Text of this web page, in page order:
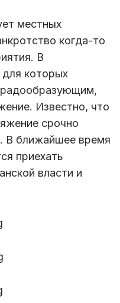
местных
когда-то
В
которых
Известно, что
срочно
В ближайшее время
приехать
власти и